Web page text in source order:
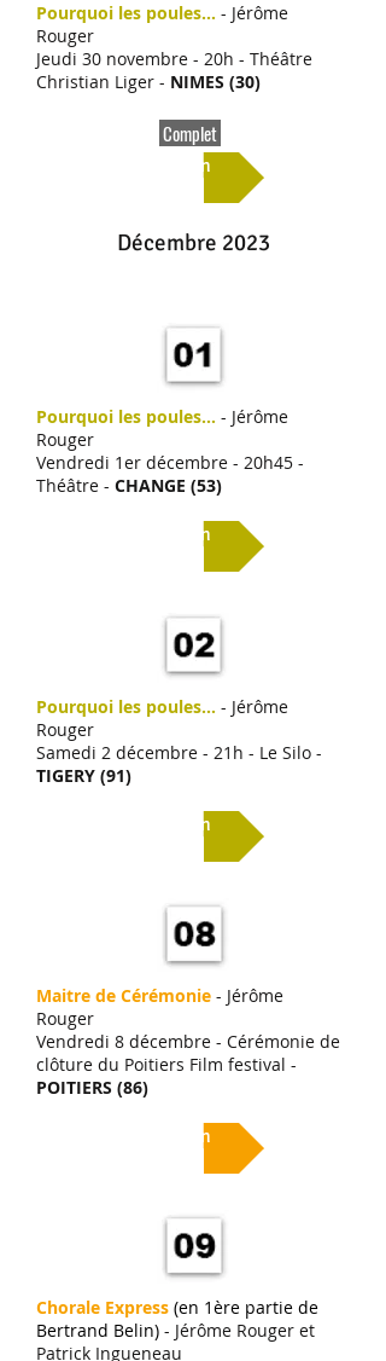
Pourquoi les poules... - Jérôme
Rouger
Jeudi 30 novembre - 20h - Théâtre
Christian Liger - NIMES (30)
Complet
Lien
Décembre 2023
Pourquoi les poules... - Jérôme
Rouger
Vendredi 1er décembre - 20h45 -
Théâtre - CHANGE (53)
Lien
Pourquoi les poules... - Jérôme
Rouger
Samedi 2 décembre - 21h - Le Silo -
TIGERY (91)
Lien
Maitre de Cérémonie - Jérôme
Rouger
Vendredi 8 décembre - Cérémonie de
clôture du Poitiers Film festival -
POITIERS (86)
Lien
Chorale Express (en 1ère partie de
Bertrand Belin) - Jérôme Rouger et
Patrick Ingueneau